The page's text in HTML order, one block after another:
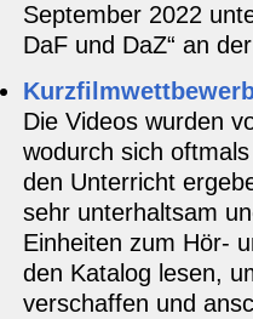
September 2022
DaF und DaZ“ an
Die Videos wurden
wodurch sich
den Unterricht
sehr unterhaltsam
Einheiten zum Hör-
den Katalog lesen,
verschaffen und